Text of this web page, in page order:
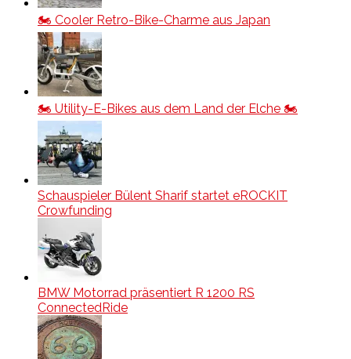
🏍️ Cooler Retro-Bike-Charme aus Japan
🏍️ Utility-E-Bikes aus dem Land der Elche 🏍️
Schauspieler Bülent Sharif startet eROCKIT
Crowfunding
BMW Motorrad präsentiert R 1200 RS
ConnectedRide